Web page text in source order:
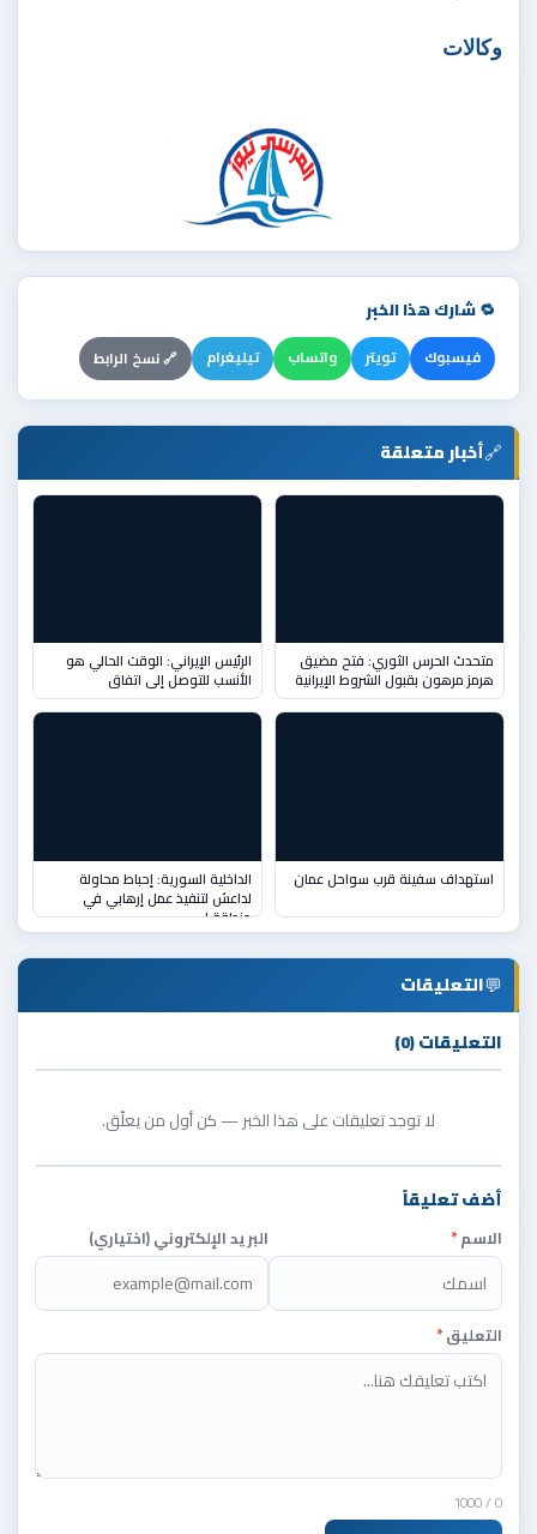
وكالات
🔁 شارك هذا الخبر
فيسبوك تويتر واتساب تيليغرام 🔗 نسخ الرابط
🔗أخبار متعلقة
متحدث الحرس الثوري: فتح مضيق
هرمز مرهون بقبول الشروط الإيرانية
الرئيس الإيراني: الوقت الحالي هو
الأنسب للتوصل إلى اتفاق
استهداف سفينة قرب سواحل عمان الداخلية السورية: إحباط محاولة
لداعش لتنفيذ عمل إرهابي في
منطقة ا
💬التعليقات
التعليقات (0)
لا توجد تعليقات على هذا الخبر — كن أول من يعلّق.
أضف تعليقاً
الاسم* البريد الإلكتروني (اختياري)
التعليق*
0
/ 1000